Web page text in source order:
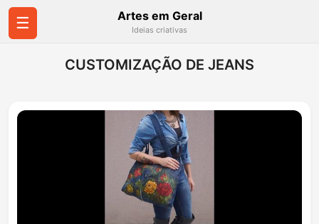
☰ Artes em Geral
Ideias criativas
CUSTOMIZAÇÃO DE JEANS